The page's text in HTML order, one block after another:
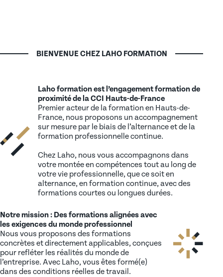
BIENVENUE CHEZ LAHO FORMATION
Laho formation est l’engagement formation de
proximité de la CCI Hauts-de-France
Premier acteur de la formation en Hauts-de-
France, nous proposons un accompagnement
sur mesure par le biais de l’alternance et de la
formation professionnelle continue.
Chez Laho, nous vous accompagnons dans
votre montée en compétences tout au long de
votre vie professionnelle, que ce soit en
alternance, en formation continue, avec des
formations courtes ou longues durées.
Notre mission : Des formations alignées avec
les exigences du monde professionnel
Nous vous proposons des formations
concrètes et directement applicables, conçues
pour refléter les réalités du monde de
l’entreprise. Avec Laho, vous êtes formé(e)
dans des conditions réelles de travail.